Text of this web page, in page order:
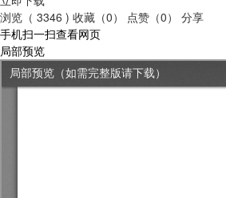
浏览（ 3346 ) 收藏（0） 点赞（0）
分享
手机扫一扫查看网页
局部预览